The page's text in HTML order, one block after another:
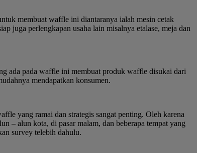
membuat waffle ini diantaranya ialah mesin cetak
juga perlengkapan usaha lain misalnya etalase, meja dan
ada pada waffle ini membuat produk waffle disukai dari
mendapatkan konsumen.
yang ramai dan strategis sangat penting. Oleh karena
– alun kota, di pasar malam, dan beberapa tempat yang
survey telebih dahulu.